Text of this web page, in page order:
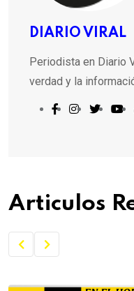
DIARIO VIRAL
Periodista en Diario
verdad y la
Articulos